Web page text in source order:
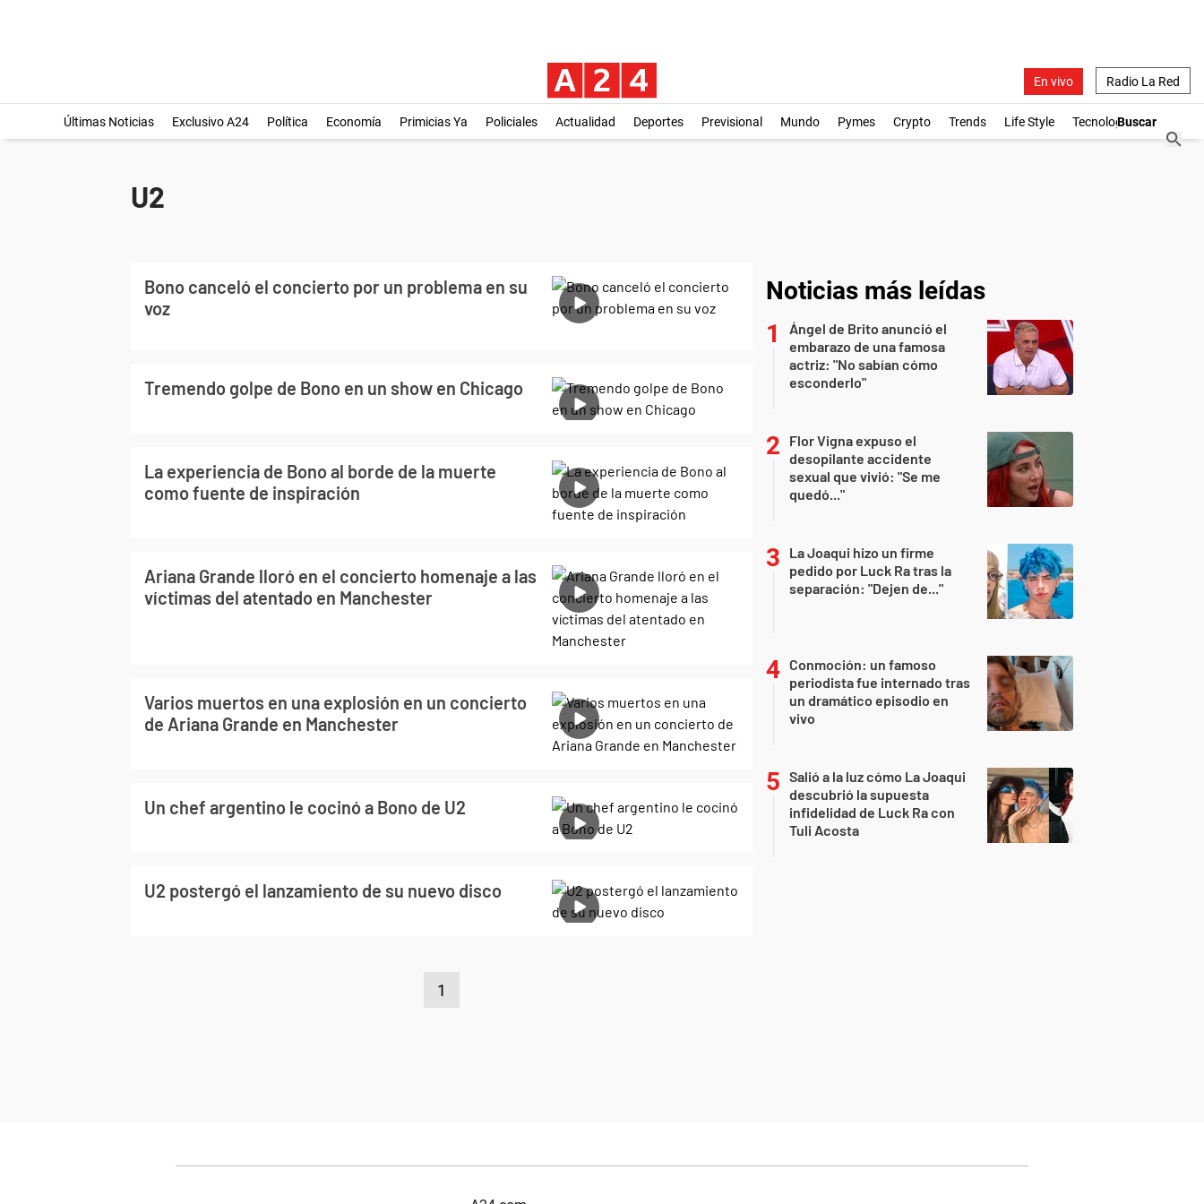
En vivo Radio La Red
Últimas Noticias Exclusivo A24 Política Economía Primicias Ya Policiales Actualidad Deportes Previsional Mundo Pymes Crypto Trends Life Style Tecnología
U2
Bono canceló el concierto por un problema en su
voz
Tremendo golpe de Bono en un show en Chicago
La experiencia de Bono al borde de la muerte
como fuente de inspiración
Ariana Grande lloró en el concierto homenaje a las
víctimas del atentado en Manchester
Varios muertos en una explosión en un concierto
de Ariana Grande en Manchester
Un chef argentino le cocinó a Bono de U2
U2 postergó el lanzamiento de su nuevo disco
1
Noticias más leídas
Ángel de Brito anunció el
embarazo de una famosa
actriz: "No sabían cómo
esconderlo"
Flor Vigna expuso el
desopilante accidente
sexual que vivió: "Se me
quedó..."
La Joaqui hizo un firme
pedido por Luck Ra tras la
separación: "Dejen de..."
Conmoción: un famoso
periodista fue internado tras
un dramático episodio en
vivo
Salió a la luz cómo La Joaqui
descubrió la supuesta
infidelidad de Luck Ra con
Tuli Acosta